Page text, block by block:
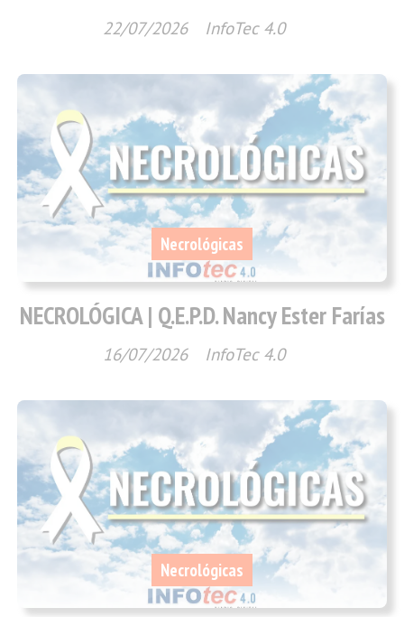
InfoTec 4.0
22/07/2026
NECROLÓGICA | Q.E.P.D. Nancy Ester Farías
InfoTec 4.0
Necrológicas
16/07/2026
Necrológicas